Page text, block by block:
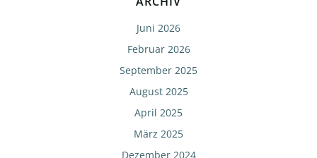
Juni 2026
Februar 2026
September 2025
August 2025
April 2025
März 2025
Dezember 2024